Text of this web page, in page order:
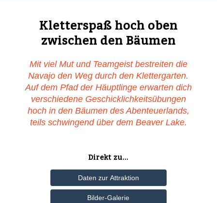
Kletterspaß hoch oben
zwischen den Bäumen
Mit viel Mut und Teamgeist bestreiten die
Navajo den Weg durch den Klettergarten.
Auf dem Pfad der Häuptlinge erwarten dich
verschiedene Geschicklichkeitsübungen
hoch in den Bäumen des Abenteuerlands,
teils schwingend über dem Beaver Lake.
Direkt zu...
Daten zur Attraktion
Bilder-Galerie